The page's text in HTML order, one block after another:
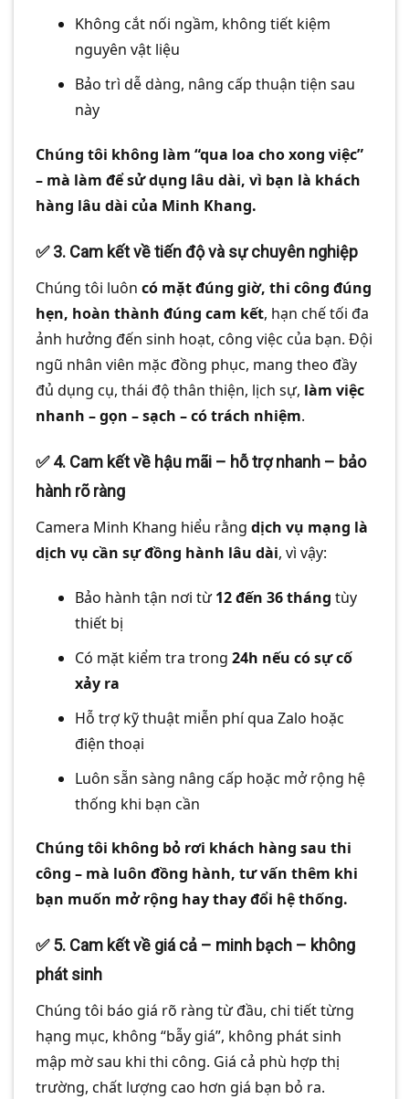
Không cắt nối ngầm, không tiết kiệm
nguyên vật liệu
Bảo trì dễ dàng, nâng cấp thuận tiện sau
này
Chúng tôi không làm “qua loa cho xong việc”
– mà làm để sử dụng lâu dài, vì bạn là khách
hàng lâu dài của Minh Khang.
✅3. Cam kết về tiến độ và sự chuyên nghiệp
Chúng tôi luôn có mặt đúng giờ, thi công đúng
hẹn, hoàn thành đúng cam kết, hạn chế tối đa
ảnh hưởng đến sinh hoạt, công việc của bạn. Đội
ngũ nhân viên mặc đồng phục, mang theo đầy
đủ dụng cụ, thái độ thân thiện, lịch sự, làm việc
nhanh – gọn – sạch – có trách nhiệm.
✅4. Cam kết về hậu mãi – hỗ trợ nhanh – bảo
hành rõ ràng
Camera Minh Khang hiểu rằng dịch vụ mạng là
dịch vụ cần sự đồng hành lâu dài, vì vậy:
Bảo hành tận nơi từ12 đến 36 tháng tùy
thiết bị
Có mặt kiểm tra trong 24h nếu có sự cố
xảy ra
Hỗ trợ kỹ thuật miễn phí qua Zalo hoặc
điện thoại
Luôn sẵn sàng nâng cấp hoặc mở rộng hệ
thống khi bạn cần
Chúng tôi không bỏ rơi khách hàng sau thi
công – mà luôn đồng hành, tư vấn thêm khi
bạn muốn mở rộng hay thay đổi hệ thống.
✅5. Cam kết về giá cả – minh bạch – không
phát sinh
Chúng tôi báo giá rõ ràng từ đầu, chi tiết từng
hạng mục, không “bẫy giá”, không phát sinh
mập mờ sau khi thi công. Giá cả phù hợp thị
trường, chất lượng cao hơn giá bạn bỏ ra.